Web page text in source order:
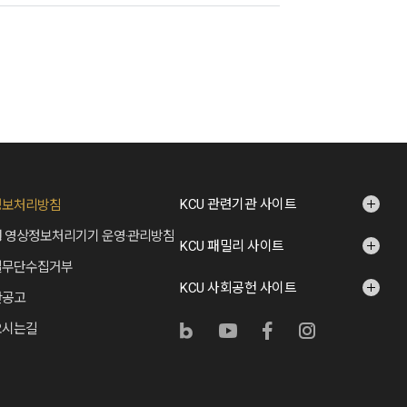
처리방침
영상정보처리기기 운영·관리방침
단수집거부
고
는길
KCU 관련기관 사이트
KCU 패밀리 사이트
KCU 사회공헌 사이트